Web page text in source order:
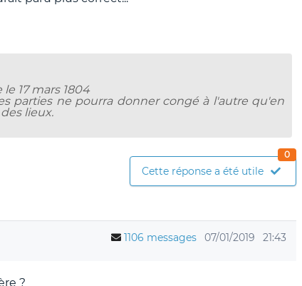
17 mars 1804
parties ne pourra donner congé à l'autre qu'en
lieux.
Cette réponse a été utile
0
1106 messages 07/01/2019 21:43
?